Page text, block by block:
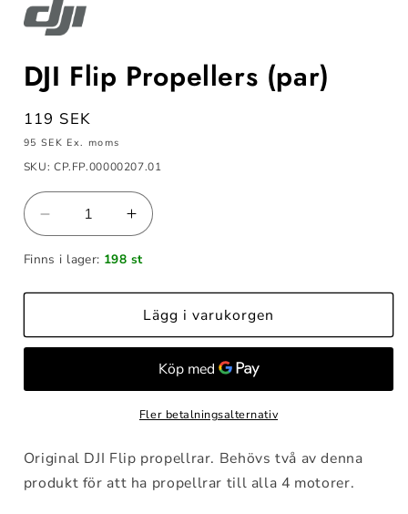
1
i
modalfönster
DJI Flip Propellers (par)
Ordinarie
pris
119 SEK
95 SEK Ex. moms
SKU: CP.FP.00000207.01
Minska
kvantitet
för
(par)
Öka
kvantitet
för
Propellers
(par)
Finns i lager: 198 st
Lägg i varukorgen
Fler betalningsalternativ
Original DJI Flip propellrar. Behövs två av denna
produkt för att ha propellrar till alla 4 motorer.